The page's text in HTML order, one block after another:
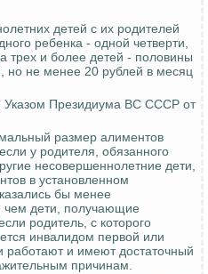
детей с их родителей
ребенка - одной четверти,
трех и более детей - половины
но не менее 20 рублей в месяц
Указом Президиума ВС СССР от
размер алиментов
у родителя, обязанного
несовершеннолетние дети,
в установленном
бы менее
чем дети, получающие
родитель, с которого
инвалидом первой или
работают и имеют достаточный
причинам.